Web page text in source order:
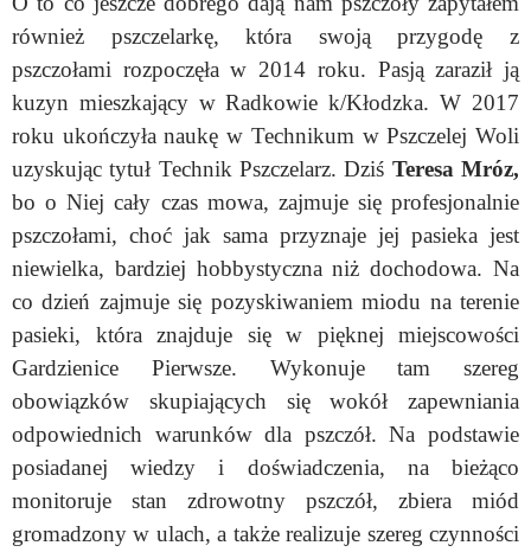
również pszczelarkę, która swoją przygodę z
pszczołami rozpoczęła w 2014 roku. Pasją zaraził ją
kuzyn mieszkający w Radkowie k/Kłodzka. W 2017
roku ukończyła naukę w Technikum w Pszczelej Woli
uzyskując tytuł Technik Pszczelarz. Dziś Teresa Mróz,
bo o Niej cały czas mowa, zajmuje się profesjonalnie
pszczołami, choć jak sama przyznaje jej pasieka jest
niewielka, bardziej hobbystyczna niż dochodowa. Na
co dzień zajmuje się pozyskiwaniem miodu na terenie
pasieki, która znajduje się w pięknej miejscowości
Gardzienice Pierwsze. Wykonuje tam szereg
obowiązków skupiających się wokół zapewniania
odpowiednich warunków dla pszczół. Na podstawie
posiadanej wiedzy i doświadczenia, na bieżąco
monitoruje stan zdrowotny pszczół, zbiera miód
gromadzony w ulach, a także realizuje szereg czynności